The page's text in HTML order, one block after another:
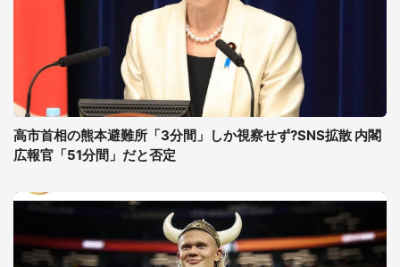
高市首相の熊本避難所「3分間」しか視察せず?SNS拡散 内閣
広報官「51分間」だと否定